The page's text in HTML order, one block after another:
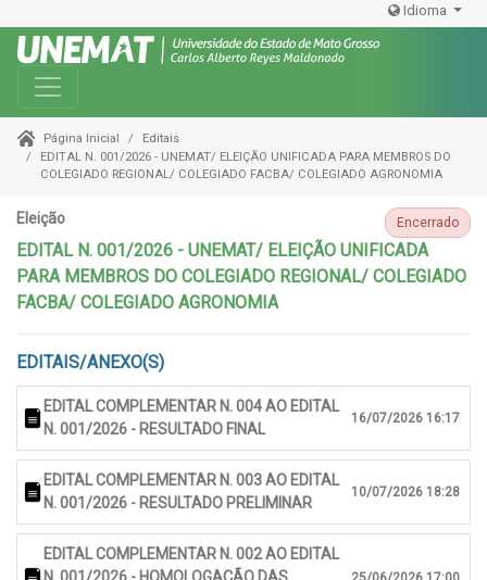
Idioma
Toggle navigation
Página Inicial
Editais
EDITAL N. 001/2026 - UNEMAT/ ELEIÇÃO UNIFICADA PARA MEMBROS DO
COLEGIADO REGIONAL/ COLEGIADO FACBA/ COLEGIADO AGRONOMIA
Eleição Encerrado
EDITAL N. 001/2026 - UNEMAT/ ELEIÇÃO UNIFICADA
PARA MEMBROS DO COLEGIADO REGIONAL/ COLEGIADO
FACBA/ COLEGIADO AGRONOMIA
EDITAIS/ANEXO(S)
EDITAL COMPLEMENTAR N. 004 AO EDITAL
N. 001/2026 - RESULTADO FINAL
16/07/2026 16:17
EDITAL COMPLEMENTAR N. 003 AO EDITAL
N. 001/2026 - RESULTADO PRELIMINAR
10/07/2026 18:28
EDITAL COMPLEMENTAR N. 002 AO EDITAL